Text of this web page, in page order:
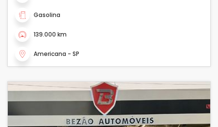
Gasolina
139.000 km
Americana - SP